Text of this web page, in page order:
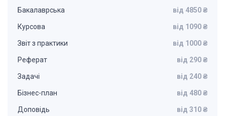
Бакалаврська від 4850 ₴
Курсова від 1090 ₴
Звіт з практики від 1000 ₴
Реферат від 290 ₴
Задачі від 240 ₴
Бізнес-план від 480 ₴
Доповідь від 310 ₴